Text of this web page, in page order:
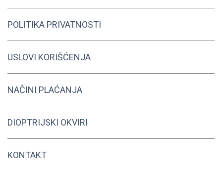
POLITIKA PRIVATNOSTI
USLOVI KORIŠĆENJA
NAČINI PLAĆANJA
DIOPTRIJSKI OKVIRI
KONTAKT